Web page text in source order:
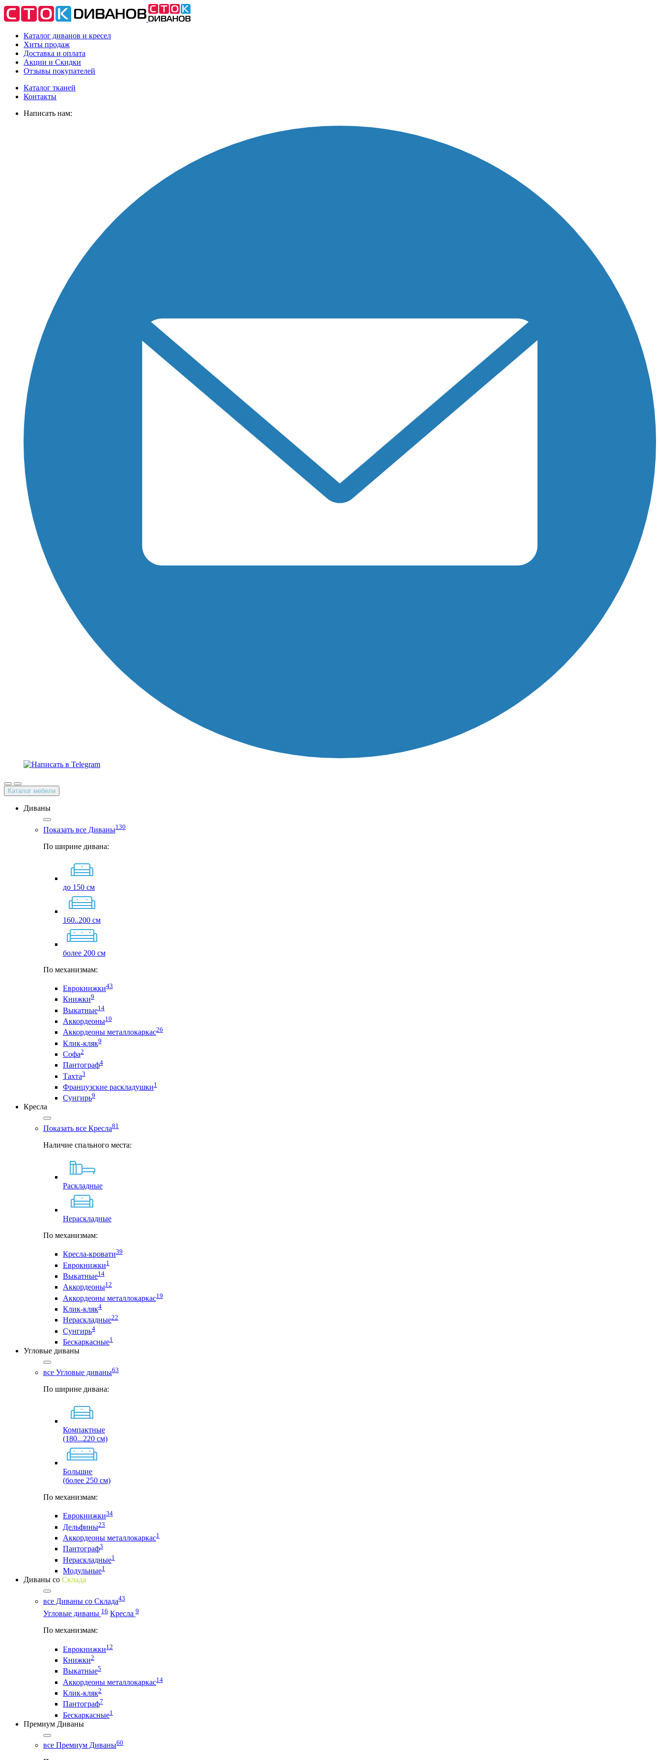
Каталог диванов и кресел
Хиты продаж
Доставка и оплата
Акции и Скидки
Отзывы покупателей
Каталог тканей
Контакты
Написать нам:
Каталог мебели
Диваны
Показать все Диваны130
По ширине дивана:
до 150 см
160..200 см
более 200 см
По механизмам:
Еврокнижки43
Книжки9
Выкатные14
Аккордеоны10
Аккордеоны металлокаркас26
Клик-кляк9
Софа2
Пантограф4
Тахта3
Французские раскладушки1
Сунгирь9
Кресла
Показать все Кресла81
Наличие спального места:
Раскладные
Нераскладные
По механизмам:
Кресла-кровати39
Еврокнижки1
Выкатные14
Аккордеоны12
Аккордеоны металлокаркас19
Клик-кляк4
Нераскладные22
Сунгирь4
Бескаркасные1
Угловые диваны
все Угловые диваны63
По ширине дивана:
Компактные
(180...220 см)
Большие
(более 250 см)
По механизмам:
Еврокнижки34
Дельфины23
Аккордеоны металлокаркас1
Пантограф3
Нераскладные1
Модульные1
Диваны со Склада
все Диваны со Склада43
Угловые диваны 16 Кресла 9
По механизмам:
Еврокнижки12
Книжки2
Выкатные5
Аккордеоны металлокаркас14
Клик-кляк2
Пантограф7
Бескаркасные1
Премиум Диваны
все Премиум Диваны60